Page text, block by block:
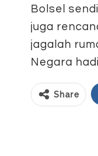
Bolsel
juga
jagalah
Negara
Share